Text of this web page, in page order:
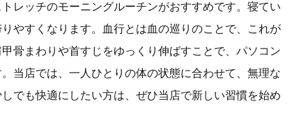
レッチのモーニングルーチンがおすすめです。寝てい
やすくなります。血行とは血の巡りのことで、これが
骨まわりや首すじをゆっくり伸ばすことで、パソコン
当店では、一人ひとりの体の状態に合わせて、無理な
でも快適にしたい方は、ぜひ当店で新しい習慣を始め